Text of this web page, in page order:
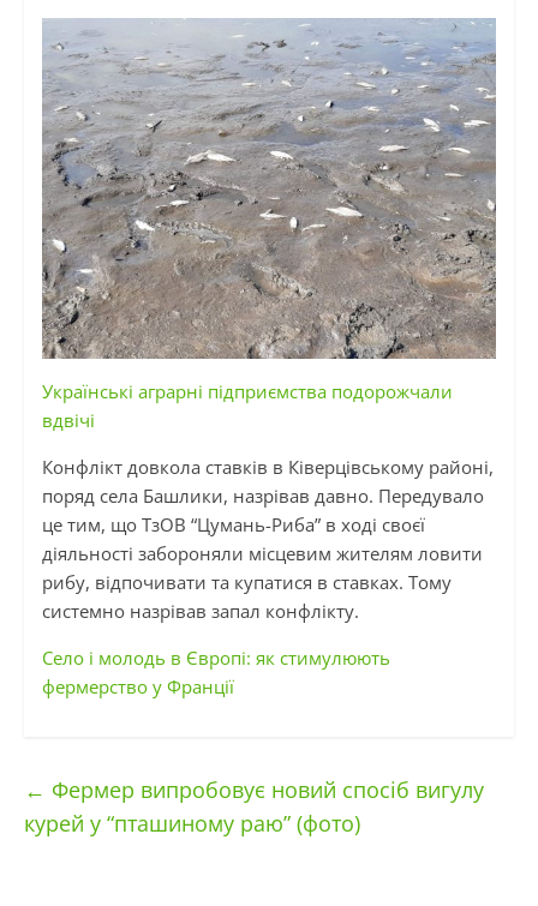
Українські аграрні підприємства подорожчали
вдвічі
Конфлікт довкола ставків в Ківерцівському районі,
поряд села Башлики, назрівав давно. Передувало
це тим, що ТзОВ “Цумань-Риба” в ході своєї
діяльності забороняли місцевим жителям ловити
рибу, відпочивати та купатися в ставках. Тому
системно назрівав запал конфлікту.
Село і молодь в Європі: як стимулюють
фермерство у Франції
← Фермер випробовує новий спосіб вигулу
курей у “пташиному раю” (фото)